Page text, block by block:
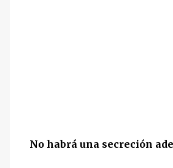
No habrá una secreción